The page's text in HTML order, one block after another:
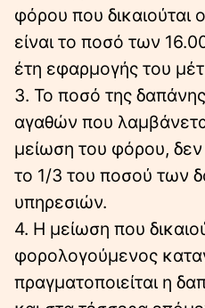
φόρου που
είναι το ποσό των
έτη εφαρμογής του
3. Το ποσό της
αγαθών που
μείωση του φόρου, δεν
το 1/3 του ποσού των
υπηρεσιών.
4. Η μείωση που
φορολογούμενος
πραγματοποιείται η